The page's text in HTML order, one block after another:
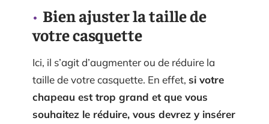
Bien ajuster la taille de
votre casquette
Ici, il s’agit d’augmenter ou de réduire la
taille de votre casquette. En effet, si votre
chapeau est trop grand et que vous
souhaitez le réduire, vous devrez y insérer